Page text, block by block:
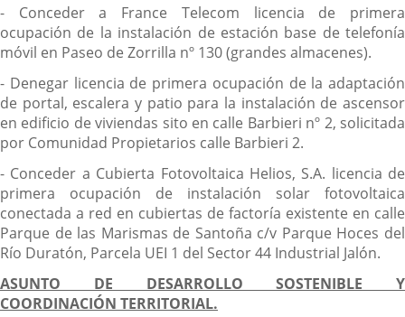
- Conceder a France Telecom licencia de primera
ocupación de la instalación de estación base de telefonía
móvil en Paseo de Zorrilla nº 130 (grandes almacenes).
- Denegar licencia de primera ocupación de la adaptación
de portal, escalera y patio para la instalación de ascensor
en edificio de viviendas sito en calle Barbieri nº 2, solicitada
por Comunidad Propietarios calle Barbieri 2.
- Conceder a Cubierta Fotovoltaica Helios, S.A. licencia de
primera ocupación de instalación solar fotovoltaica
conectada a red en cubiertas de factoría existente en calle
Parque de las Marismas de Santoña c/v Parque Hoces del
Río Duratón, Parcela UEI 1 del Sector 44 Industrial Jalón.
ASUNTO DE DESARROLLO SOSTENIBLE Y
COORDINACIÓN TERRITORIAL.